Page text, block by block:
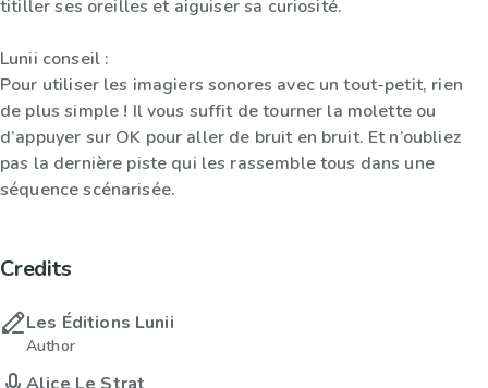
titiller ses oreilles et aiguiser sa curiosité.
Lunii conseil :
Pour utiliser les imagiers sonores avec un tout-petit, rien
de plus simple ! Il vous suffit de tourner la molette ou
d’appuyer sur OK pour aller de bruit en bruit. Et n’oubliez
pas la dernière piste qui les rassemble tous dans une
séquence scénarisée.
Credits
Les Éditions Lunii
Author